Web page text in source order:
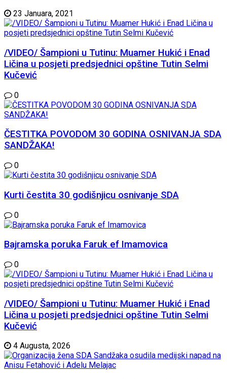
23 Januara, 2021
/VIDEO/ Šampioni u Tutinu: Muamer Hukić i Enad
Ličina u posjeti predsjednici opštine Tutin Selmi
Kučević
0
ČESTITKA POVODOM 30 GODINA OSNIVANJA SDA
SANDŽAKA!
0
Kurti čestita 30 godišnjicu osnivanje SDA
0
Bajramska poruka Faruk ef Imamovica
0
/VIDEO/ Šampioni u Tutinu: Muamer Hukić i Enad
Ličina u posjeti predsjednici opštine Tutin Selmi
Kučević
4 Augusta, 2026